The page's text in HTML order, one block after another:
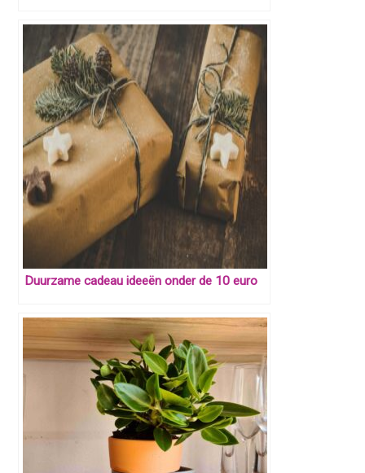
Duurzame cadeau ideeën onder de 10 euro